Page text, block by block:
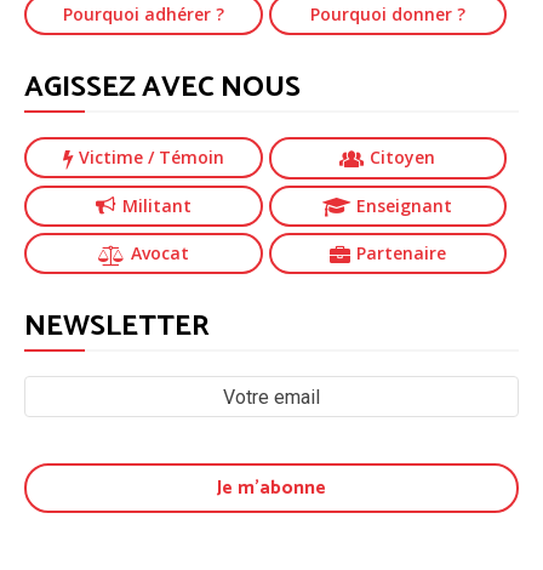
Pourquoi adhérer ? Pourquoi donner ?
AGISSEZ AVEC NOUS
Victime / Témoin Citoyen
Militant Enseignant
Avocat Partenaire
NEWSLETTER